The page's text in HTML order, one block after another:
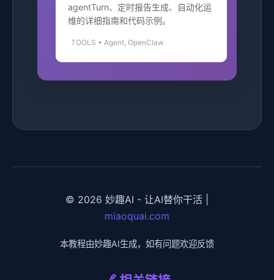
agentTurn、定时报告生成、自动化运
维的详细指南和代码示例。
TOOLS • Agent, OpenClaw
© 2026 妙趣AI - 让AI替你干活 |
miaoquai.com
本教程由妙趣AI生成，如有问题欢迎反馈